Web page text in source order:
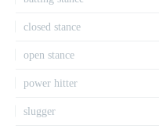
closed stance
open stance
power hitter
slugger